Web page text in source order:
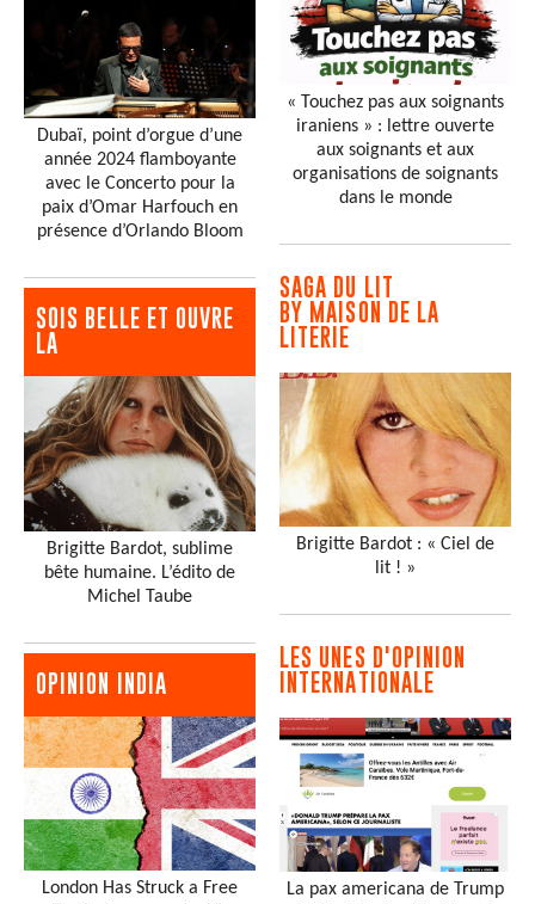
Dubaï, point d’orgue d’une
année 2024 flamboyante
avec le Concerto pour la
paix d’Omar Harfouch en
présence d’Orlando Bloom
SOIS BELLE ET OUVRE
LA
Brigitte Bardot, sublime
bête humaine. L’édito de
Michel Taube
OPINION INDIA
London Has Struck a Free
« Touchez pas aux soignants
iraniens » : lettre ouverte
aux soignants et aux
organisations de soignants
dans le monde
SAGA DU LIT
BY MAISON DE LA
LITERIE
Brigitte Bardot : « Ciel de
lit ! »
LES UNES D'OPINION
INTERNATIONALE
La pax americana de Trump